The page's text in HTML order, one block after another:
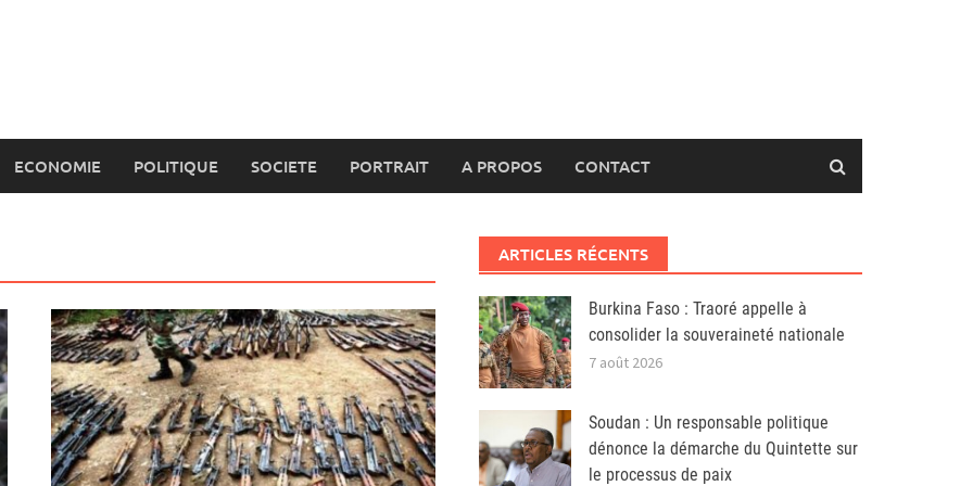
ECONOMIE POLITIQUE SOCIETE PORTRAIT A PROPOS CONTACT
ARTICLES RÉCENTS
Burkina Faso : Traoré appelle à
consolider la souveraineté nationale
7 août 2026
Soudan : Un responsable politique
dénonce la démarche du Quintette sur
le processus de paix